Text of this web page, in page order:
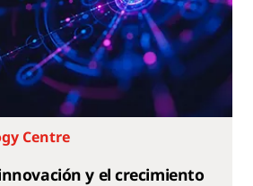
Centre
y el crecimiento